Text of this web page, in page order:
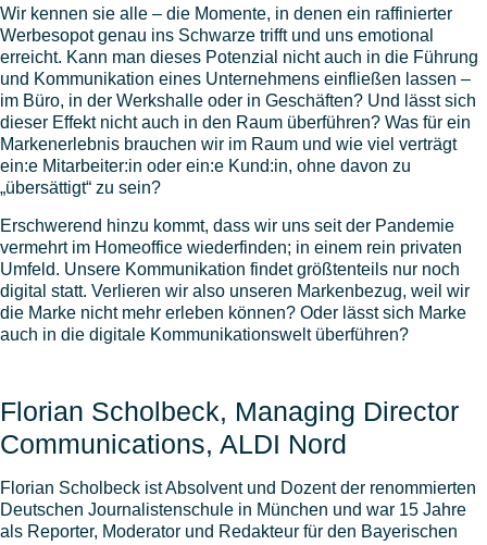
Wir kennen sie alle – die Momente, in denen ein raffinierter
Werbesopot genau ins Schwarze trifft und uns emotional
erreicht. Kann man dieses Potenzial nicht auch in die Führung
und Kommunikation eines Unternehmens einfließen lassen –
im Büro, in der Werkshalle oder in Geschäften? Und lässt sich
dieser Effekt nicht auch in den Raum überführen? Was für ein
Markenerlebnis brauchen wir im Raum und wie viel verträgt
ein:e Mitarbeiter:in oder ein:e Kund:in, ohne davon zu
„übersättigt“ zu sein?
Erschwerend hinzu kommt, dass wir uns seit der Pandemie
vermehrt im Homeoffice wiederfinden; in einem rein privaten
Umfeld. Unsere Kommunikation findet größtenteils nur noch
digital statt. Verlieren wir also unseren Markenbezug, weil wir
die Marke nicht mehr erleben können? Oder lässt sich Marke
auch in die digitale Kommunikationswelt überführen?
Florian Scholbeck, Managing Director
Communications, ALDI Nord
Florian Scholbeck ist Absolvent und Dozent der renommierten
Deutschen Journalistenschule in München und war 15 Jahre
als Reporter, Moderator und Redakteur für den Bayerischen